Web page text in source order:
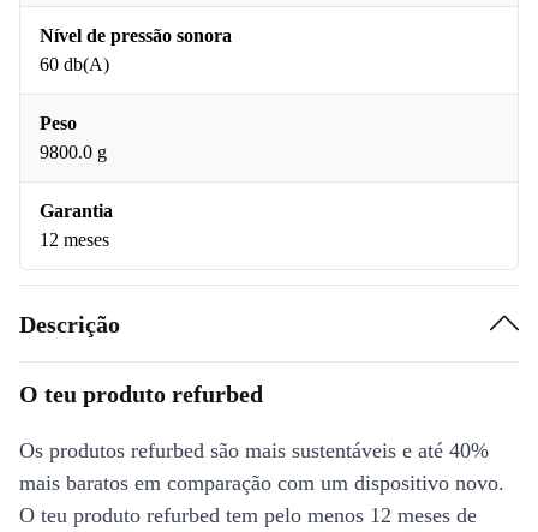
Nível de pressão sonora
60 db(A)
Peso
9800.0 g
Garantia
12 meses
Descrição
O teu produto refurbed
Os produtos refurbed são mais sustentáveis e até 40%
mais baratos em comparação com um dispositivo novo.
O teu produto refurbed tem pelo menos 12 meses de